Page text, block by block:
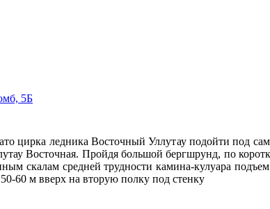
5Б
цирка ледника Восточный Уллутау подойти под
Восточная. Пройдя большой бергшрунд, по
скалам средней трудности камина-кулуара
60 м вверх на вторую полку под стенку